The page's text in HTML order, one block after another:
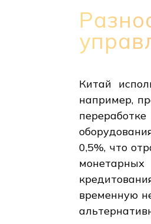
Китай
например,
0,5%, что
монетарных
временную